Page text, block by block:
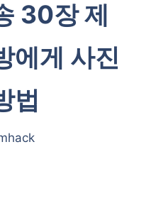
30장 제
에게 사진
법